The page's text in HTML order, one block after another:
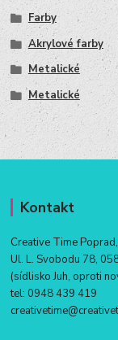
Farby
Akrylové farby
Metalické
Metalické
Kontakt
Creative Time
Ul. L. Svobodu 78,
(sídlisko Juh, oproti
tel: 0948 439 419